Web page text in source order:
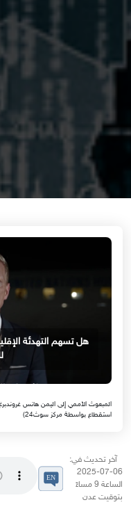
هل تسهم التهدئة
استقطاع بواسطة مركز سوث24)
آخر تحديث في:
06-07-2025
الساعة 9 مساءً
بتوقيت عدن